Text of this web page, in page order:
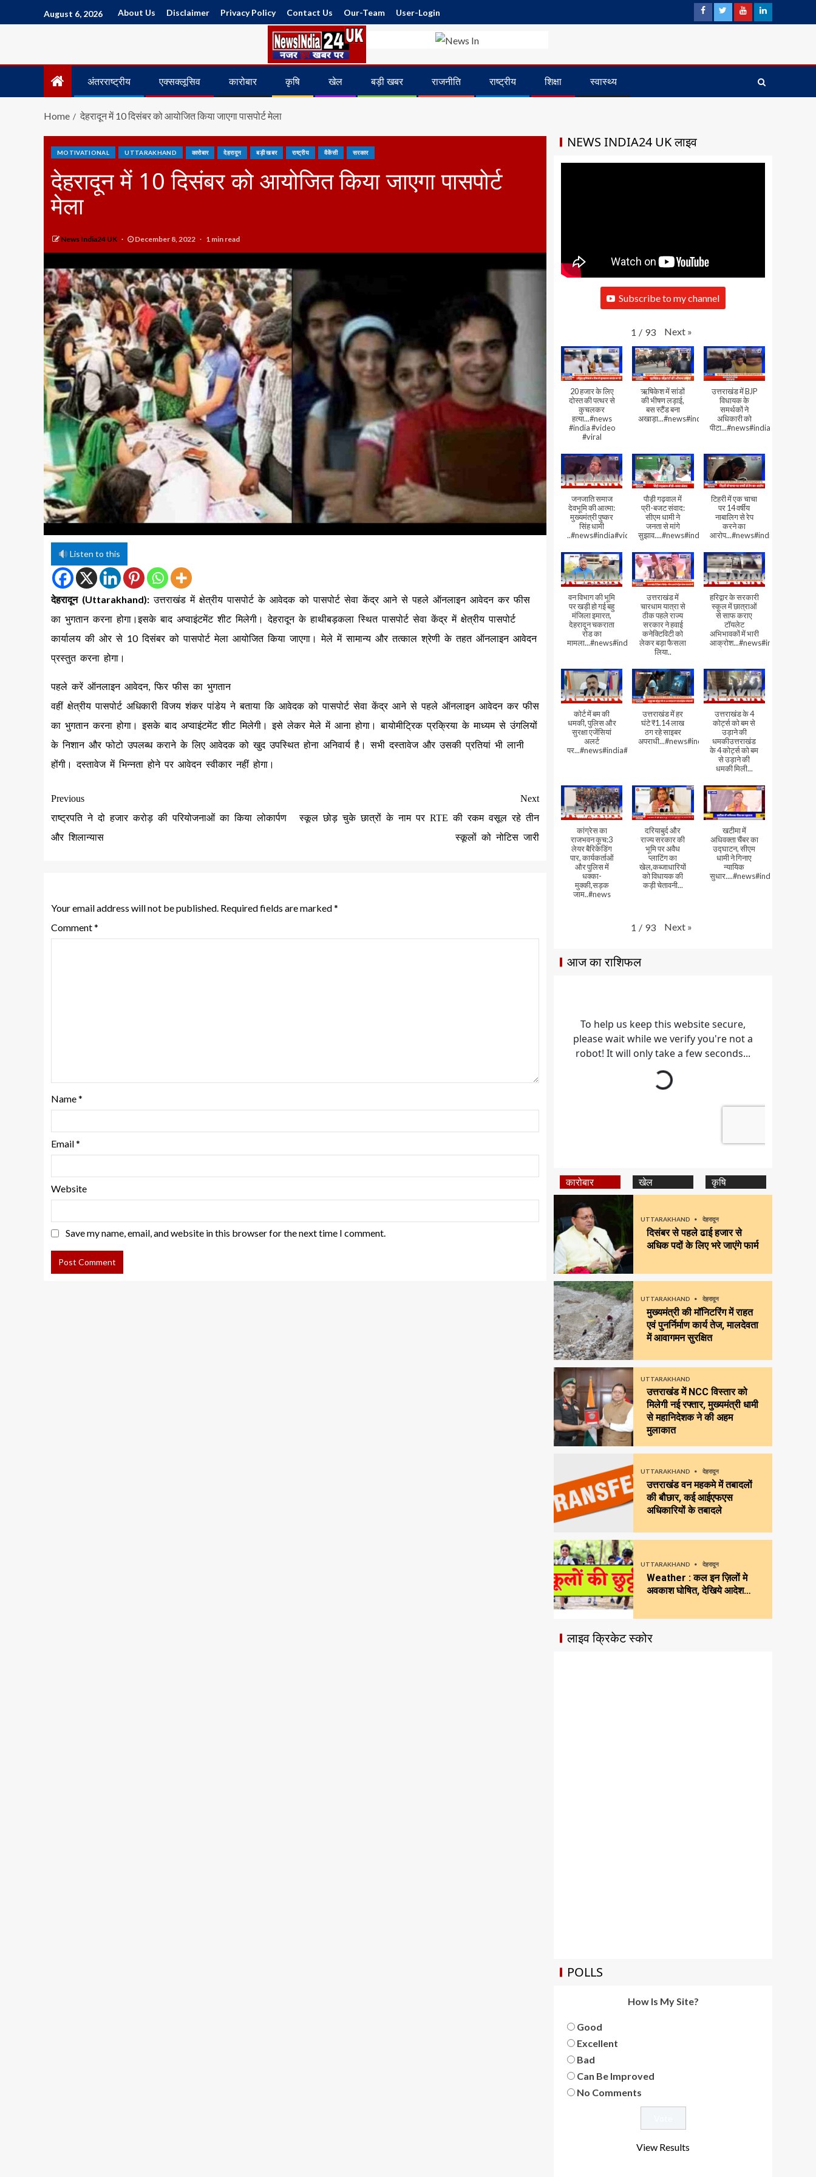
August 6, 2026 About Us Disclaimer Privacy Policy Contact Us Our-Team User-Login
अंतरराष्ट्रीय एक्सक्लूसिव कारोबार कृषि खेल बड़ी खबर राजनीति राष्ट्रीय शिक्षा स्वास्थ्य
Home देहरादून में 10 दिसंबर को आयोजित किया जाएगा पासपोर्ट मेला
MOTIVATIONAL UTTARAKHAND कारोबार देहरादून बड़ी खबर राष्ट्रीय वैकेंसी सरकार
देहरादून में 10 दिसंबर को आयोजित किया जाएगा पासपोर्ट
मेला
News India24 UK December 8, 2022 1 min read
Listen to this
देहरादून (Uttarakhand): उत्तराखंड में क्षेत्रीय पासपोर्ट के आवेदक को पासपोर्ट सेवा केंद्र आने से पहले ऑनलाइन आवेदन कर फीस
का भुगतान करना होगा।इसके बाद अप्वाइंटमेंट शीट मिलेगी। देहरादून के हाथीबड़कला स्थित पासपोर्ट सेवा केंद्र में क्षेत्रीय पासपोर्ट
कार्यालय की ओर से 10 दिसंबर को पासपोर्ट मेला आयोजित किया जाएगा। मेले में सामान्य और तत्काल श्रेणी के तहत ऑनलाइन आवेदन
प्रस्तुत करना होगा।
पहले करें ऑनलाइन आवेदन, फिर फीस का भुगतान
वहीं क्षेत्रीय पासपोर्ट अधिकारी विजय शंकर पांडेय ने बताया कि आवेदक को पासपोर्ट सेवा केंद्र आने से पहले ऑनलाइन आवेदन कर फीस
का भुगतान करना होगा। इसके बाद अप्वाइंटमेंट शीट मिलेगी। इसे लेकर मेले में आना होगा। बायोमीट्रिक प्रक्रिया के माध्यम से उंगलियों
के निशान और फोटो उपलब्ध कराने के लिए आवेदक को खुद उपस्थित होना अनिवार्य है। सभी दस्तावेज और उसकी प्रतियां भी लानी
होंगी। दस्तावेज में भिन्नता होने पर आवेदन स्वीकार नहीं होगा।
Previous
राष्ट्रपति ने दो हजार करोड़ की परियोजनाओं का किया लोकार्पण
और शिलान्यास
Next
स्कूल छोड़ चुके छात्रों के नाम पर RTE की रकम वसूल रहे तीन
स्कूलों को नोटिस जारी
Your email address will not be published. Required fields are marked*
Comment*
Name*
Email*
Website
Save my name, email, and website in this browser for the next time I comment.
NEWS INDIA24 UK लाइव
Subscribe to my channel
1 / 93 Next »
20 हजार के लिए
दोस्त की पत्थर से
कुचलकर
हत्या...#news
#india #video
#viral
ऋषिकेश में सांडों
की भीषण लड़ाई,
बस स्टैंड बना
अखाड़ा...#news#india#video#viral
उत्तराखंड में BJP
विधायक के
समर्थकों ने
अधिकारी को
पीटा...#news#india#video#viral
जनजाति समाज
देवभूमि की आत्मा:
मुख्यमंत्री पुष्कर
सिंह धामी
..#news#india#video#viral
पौड़ी गढ़वाल में
प्री-बजट संवाद:
सीएम धामी ने
जनता से मांगे
सुझाव....#news#india#video#viral
टिहरी में एक चाचा
पर 14 वर्षीय
नाबालिग से रेप
करने का
आरोप...#news#india#video
वन विभाग की भूमि
पर खड़ी हो गई बहु
मंजिला इमारत,
देहरादून चकराता
रोड का
मामला...#news#india#video
उत्तराखंड में
चारधाम यात्रा से
ठीक पहले राज्य
सरकार ने हवाई
कनेक्टिविटी को
लेकर बड़ा फैसला
लिया..
हरिद्वार के सरकारी
स्कूल में छात्राओं
से साफ कराए
टॉयलेट
अभिभावकों में भारी
आक्रोश...#news#india
कोर्ट में बम की
धमकी, पुलिस और
सुरक्षा एजेंसियां
अलर्ट
पर...#news#india#video#viral
उत्तराखंड में हर
घंटे ₹1.14 लाख
ठग रहे साइबर
अपराधी...#news#india#video#viral
उत्तराखंड के 4
कोर्ट्स को बम से
उड़ाने की
धमकीउत्तराखंड
के 4 कोर्ट्स को बम
से उड़ाने की
धमकी मिली...
कांग्रेस का
राजभवन कूच:3
लेयर बैरिकेडिंग
पार, कार्यकर्ताओं
और पुलिस में
धक्का-
मुक्की,सड़क
जाम..#news
दरियाबुर्द और
राज्य सरकार की
भूमि पर अवैध
प्लाटिंग का
खेल,कब्जाधारियों
को विधायक की
कड़ी चेतावनी...
खटीमा में
अधिवक्ता चैंबर का
उद्घाटन, सीएम
धामी ने गिनाए
न्यायिक
सुधार....#news#india#video
1 / 93 Next »
आज का राशिफल
कारोबार खेल कृषि
UTTARAKHAND देहरादून
दिसंबर से पहले ढाई हजार से
अधिक पदों के लिए भरे जाएंगे फार्म
UTTARAKHAND देहरादून
मुख्यमंत्री की मॉनिटरिंग में राहत
एवं पुनर्निर्माण कार्य तेज, मालदेवता
में आवागमन सुरक्षित
UTTARAKHAND
उत्तराखंड में NCC विस्तार को
मिलेगी नई रफ्तार, मुख्यमंत्री धामी
से महानिदेशक ने की अहम
मुलाकात
UTTARAKHAND देहरादून
उत्तराखंड वन महकमे में तबादलों
की बौछार, कई आईएफएस
अधिकारियों के तबादले
UTTARAKHAND देहरादून
Weather : कल इन ज़िलों मे
अवकाश घोषित, देखिये आदेश…
लाइव क्रिकेट स्कोर
POLLS
How Is My Site?
Good
Excellent
Bad
Can Be Improved
No Comments
View Results